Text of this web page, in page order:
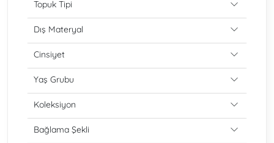
Topuk Tipi
Dış Materyal
Cinsiyet
Yaş Grubu
Koleksiyon
Bağlama Şekli